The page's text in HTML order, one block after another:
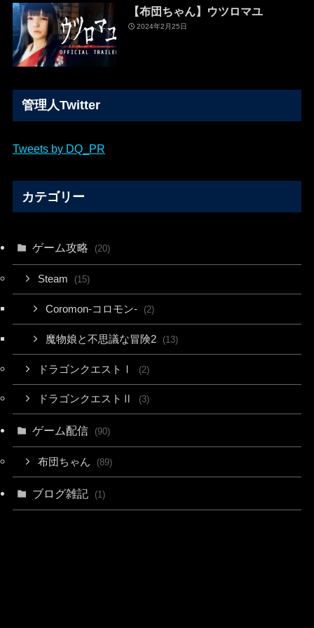
【布団ちゃん】ウツロマユ
2024年2月25日
管理人Twitter
Tweets by DQ_PR
カテゴリー
ゲーム攻略 (20)
Steam (15)
Coromon-コロモン- (2)
魔物娘と不思議な冒険2 (13)
ドラゴンクエストⅠ (2)
ドラゴンクエストⅡ (3)
ゲーム配信 (90)
布団ちゃん (89)
ブログ雑記 (1)